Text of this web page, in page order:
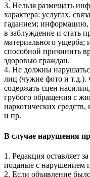
3. Нельзя размещать
характера: услугах,
гаданием; информацию,
в заблуждение и стать
материального ущерба;
способной причинить
здоровью граждан.
4. Не должны
лиц (чужие фото и
содержать сцен
грубого обращения с
наркотических
и пр.
В случае нарушения
1. Редакция оставляет
поданые с нарушением
2. Если объявление